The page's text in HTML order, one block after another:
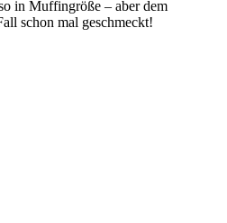
in Muffingröße – aber dem
schon mal geschmeckt!